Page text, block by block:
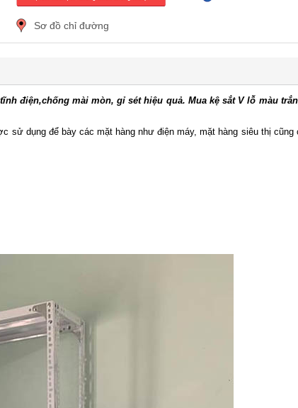
Sơ đồ chỉ đường
điện,chống mài mòn, gỉ sét hiệu quả. Mua kệ sắt V lỗ màu
sử dụng để bày các mặt hàng như điện máy, mặt hàng siêu thị cũng